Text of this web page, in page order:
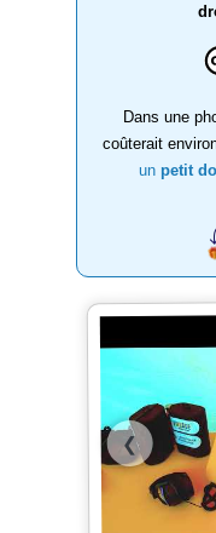
Dans une
coûterait
un petit
❮